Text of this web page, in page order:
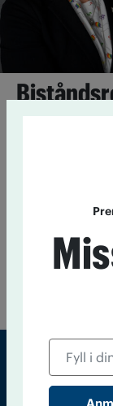
utvecklingen
fattiga”
27 oktober 2022
måste vi också
Sveriges